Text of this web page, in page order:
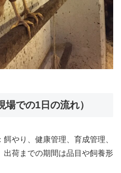
での1日の流れ）
：餌やり、健康管理、育成管理、
出荷までの期間は品目や飼養形